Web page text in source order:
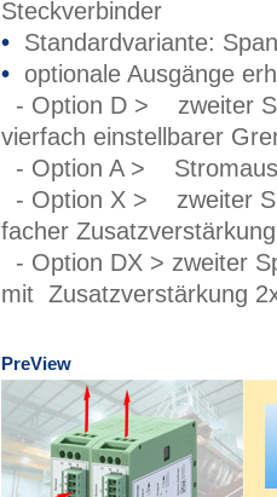
Steckverbinder
• Standardvariante:
• optionale Ausgänge
- Option D > zweiter
vierfach einstellbarer
- Option A >
- Option X > zweiter
facher Zusatzverstärkung
- Option DX > zweiter
mit Zusatzverstärkung
PreView